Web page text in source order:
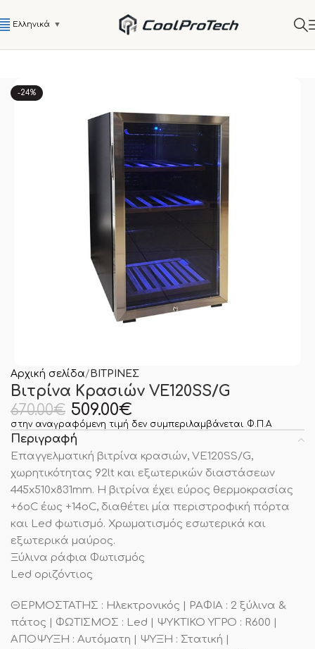
Ελληνικά ▼
-24%
Αρχική σελίδα ΒΙΤΡΙΝΕΣ
Βιτρίνα Κρασιών VE120SS/G
670.00€ 509.00€
στην αναγραφόμενη τιμή δεν συμπεριλαμβάνεται Φ.Π.Α
Περιγραφή
Επαγγελματική βιτρίνα κρασιών, VE120SS/G,
χωρητικότητας 92lt και εξωτερικών διαστάσεων
445x510x831mm. Η βιτρίνα έχει εύρος θερμοκρασίας
+6οC έως +14οC, διαθέτει μία περιστροφική πόρτα
και Led φωτισμό. Χρωματισμός εσωτερικά και
εξωτερικά μαύρος.
Ξύλινα ράφια Φωτισμός
Led οριζόντιος
ΘΕΡΜΟΣΤΑΤΗΣ : Ηλεκτρονικός | ΡΑΦΙΑ : 2 ξύλινα &
πάτος | ΦΩΤΙΣΜΟΣ : Led | ΨΥΚΤΙΚΟ ΥΓΡΟ : R600 |
ΑΠΟΨΥΞΗ : Αυτόματη | ΨΥΞΗ : Στατική |